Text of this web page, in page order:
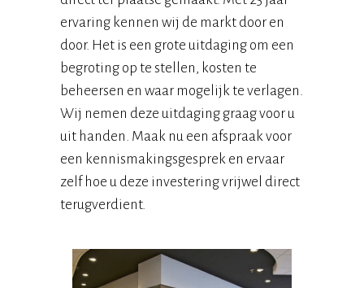
ervaring kennen wij de markt door en
door. Het is een grote uitdaging om een
begroting op te stellen, kosten te
beheersen en waar mogelijk te verlagen.
Wij nemen deze uitdaging graag voor u
uit handen. Maak nu een afspraak voor
een kennismakingsgesprek en ervaar
zelf hoe u deze investering vrijwel direct
terugverdient.